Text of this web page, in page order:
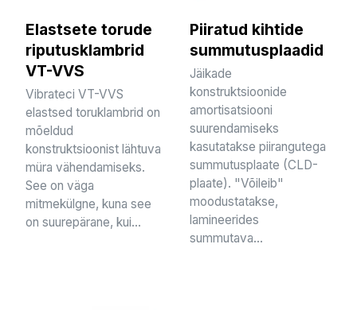
Elastsete torude
riputusklambrid
VT-VVS
Vibrateci VT-VVS
elastsed toruklambrid on
mõeldud
konstruktsioonist lähtuva
müra vähendamiseks.
See on väga
mitmekülgne, kuna see
on suurepärane, kui...
Piiratud kihtide
summutusplaadid
Jäikade
konstruktsioonide
amortisatsiooni
suurendamiseks
kasutatakse piirangutega
summutusplaate (CLD-
plaate). "Võileib"
moodustatakse,
lamineerides
summutava...